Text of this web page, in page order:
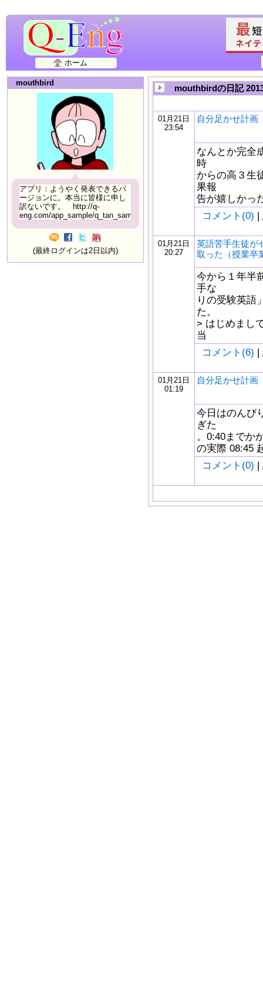
ホーム
mouthbird
アプリ：ようやく発表できるバ
ージョンに。本当に皆様に申し
訳ないです。 http://q-
eng.com/app_sample/q_tan_sample06.html
(最終ログインは2日以内)
mouthbirdの日記
01月21日
23:54
自分足かせ計
なんとか完全
時
からの高３生
果報
告が嬉しかっ
コメント(0) |
01月21日
20:27
英語苦手生徒が
取った（授業卒
今から１年半
手な
りの受験英語
た。
> はじめまし
当
コメント(6) |
01月21日
01:19
自分足かせ計
今日はのんび
ぎた
。0:40までか
の実際 08:45
コメント(0) |